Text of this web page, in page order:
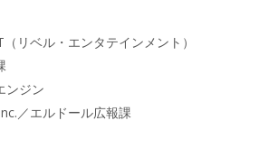
リベル・エンタテインメント）
ンジン
／エルドール広報課